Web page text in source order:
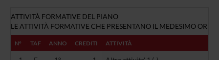
ATTIVITÀ FORMATIVE DEL PIANO
LE ATTIVITÀ FORMATIVE CHE PRESENTANO IL MEDESIMO
Nº TAF ANNO CREDITI ATTIVITÀ